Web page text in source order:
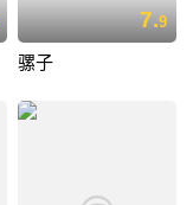
7.9
骡子